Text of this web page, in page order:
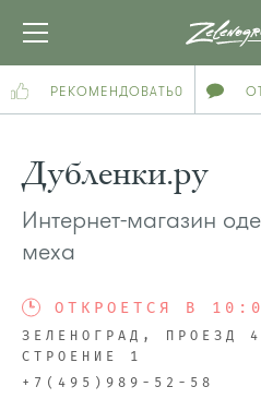
РЕКОМЕНДОВАТЬ0
Дубленки.ру
Интернет-магазин
меха
ОТКРОЕТСЯ В
ЗЕЛЕНОГРАД, ПРОЕЗД
СТРОЕНИЕ 1
+7(495)989-52-58